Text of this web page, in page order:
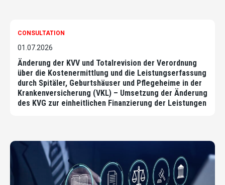
CONSULTATION
01.07.2026
Änderung der KVV und Totalrevision der Verordnung
über die Kostenermittlung und die Leistungserfassung
durch Spitäler, Geburtshäuser und Pflegeheime in der
Krankenversicherung (VKL) – Umsetzung der Änderung
des KVG zur einheitlichen Finanzierung der Leistungen